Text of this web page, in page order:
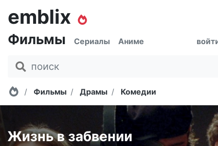
emblix
Фильмы Сериалы Аниме
Главная
Фильмы Драмы Комедии
Жизнь в забвении